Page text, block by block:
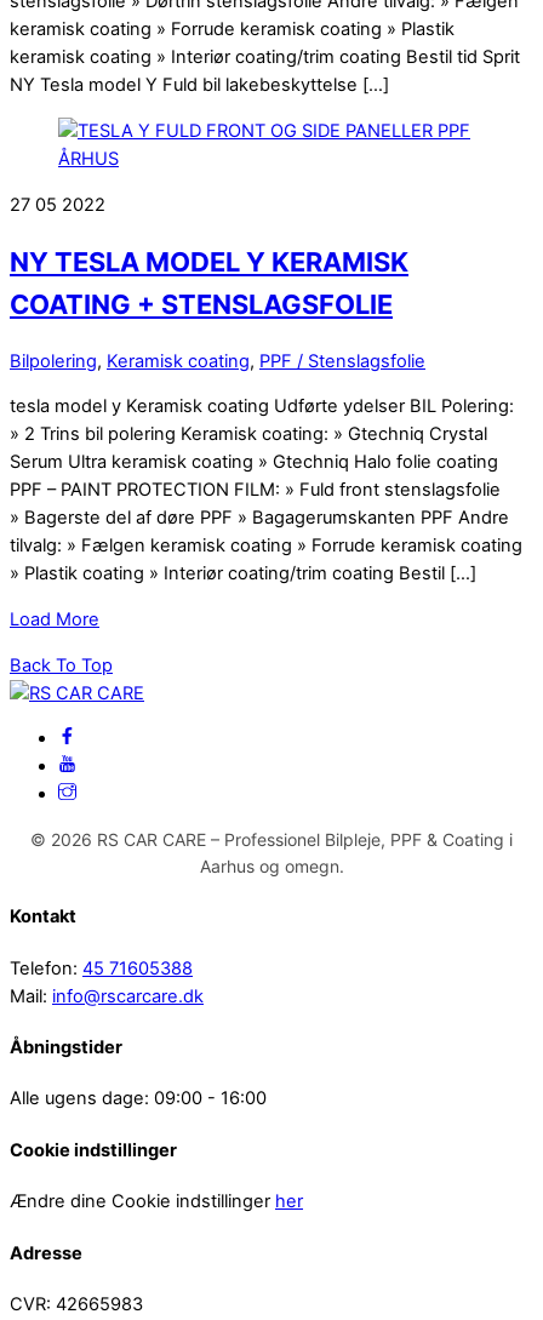
keramisk coating » Forrude keramisk coating » Plastik
keramisk coating » Interiør coating/trim coating Bestil tid Sprit
NY Tesla model Y Fuld bil lakebeskyttelse […]
27 05 2022
NY TESLA MODEL Y KERAMISK
COATING + STENSLAGSFOLIE
Bilpolering, Keramisk coating, PPF / Stenslagsfolie
tesla model y Keramisk coating Udførte ydelser BIL Polering:
» 2 Trins bil polering Keramisk coating: » Gtechniq Crystal
Serum Ultra keramisk coating » Gtechniq Halo folie coating
PPF – PAINT PROTECTION FILM: » Fuld front stenslagsfolie
» Bagerste del af døre PPF » Bagagerumskanten PPF Andre
tilvalg: » Fælgen keramisk coating » Forrude keramisk coating
» Plastik coating » Interiør coating/trim coating Bestil […]
Load More
Back To Top
© 2026 RS CAR CARE – Professionel Bilpleje, PPF & Coating i
Aarhus og omegn.
Kontakt
Telefon: 45 71605388
Mail: info@rscarcare.dk
Åbningstider
Alle ugens dage: 09:00 - 16:00
Cookie indstillinger
Ændre dine Cookie indstillinger her
Adresse
CVR: 42665983